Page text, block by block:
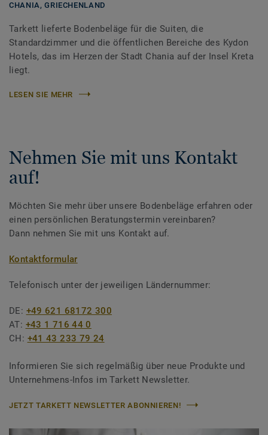
CHANIA,GRIECHENLAND
Tarkett lieferte Bodenbeläge für die Suiten, die
Standardzimmer und die öffentlichen Bereiche des Kydon
Hotels, das im Herzen der Stadt Chania auf der Insel Kreta
liegt.
LESEN SIE MEHR
Nehmen Sie mit uns Kontakt
auf!
Möchten Sie mehr über unsere Bodenbeläge erfahren oder
einen persönlichen Beratungstermin vereinbaren?
Dann nehmen Sie mit uns Kontakt auf.
Kontaktformular
Telefonisch unter der jeweiligen Ländernummer:
DE: +49 621 68172 300
AT: +43 1 716 44 0
CH: +41 43 233 79 24
Informieren Sie sich regelmäßig über neue Produkte und
Unternehmens-Infos im Tarkett Newsletter.
JETZT TARKETT NEWSLETTER ABONNIEREN!